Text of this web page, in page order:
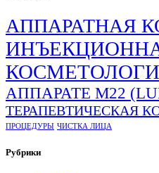
АППАРАТНАЯ
АППАРАТЕ М22
ТЕРАПЕВТИЧЕСКАЯ
ПРОЦЕДУРЫ ЧИСТКА ЛИЦА
Рубрики